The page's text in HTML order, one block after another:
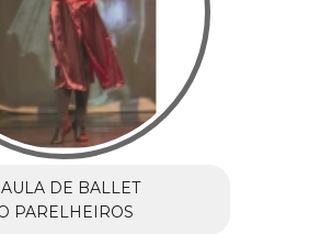
DE BALLET
PARELHEIROS